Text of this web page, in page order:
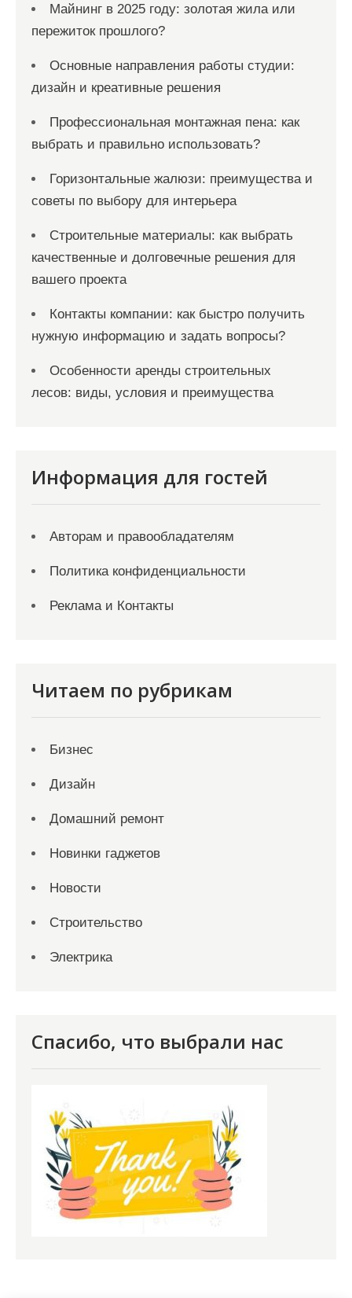
Майнинг в 2025 году: золотая жила или
пережиток прошлого?
Основные направления работы студии:
дизайн и креативные решения
Профессиональная монтажная пена: как
выбрать и правильно использовать?
Горизонтальные жалюзи: преимущества и
советы по выбору для интерьера
Строительные материалы: как выбрать
качественные и долговечные решения для
вашего проекта
Контакты компании: как быстро получить
нужную информацию и задать вопросы?
Особенности аренды строительных
лесов: виды, условия и преимущества
Информация для гостей
Авторам и правообладателям
Политика конфиденциальности
Реклама и Контакты
Читаем по рубрикам
Бизнес
Дизайн
Домашний ремонт
Новинки гаджетов
Новости
Строительство
Электрика
Спасибо, что выбрали нас